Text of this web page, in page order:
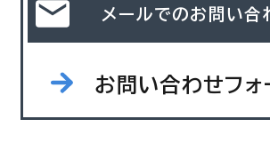
メールでのお問い合
お問い合わせフォ